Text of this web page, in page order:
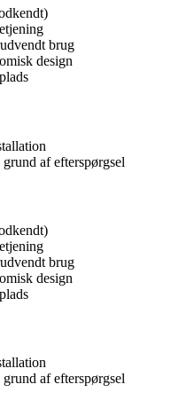
brug
design
af efterspørgsel
brug
design
af efterspørgsel